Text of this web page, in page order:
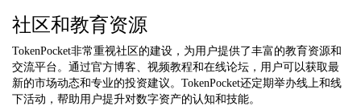
社区和教育资源
TokenPocket非常重视社区的建设，为用户提供了丰富的教育资源和
交流平台。通过官方博客、视频教程和在线论坛，用户可以获取最
新的市场动态和专业的投资建议。TokenPocket还定期举办线上和线
下活动，帮助用户提升对数字资产的认知和技能。